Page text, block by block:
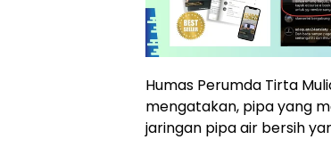
Humas Perumda Tirta
mengatakan, pipa yang
jaringan pipa air bersih